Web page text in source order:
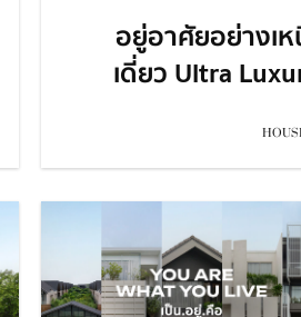
อยู่อาศัยอย่างเ
เดี่ยว Ultra